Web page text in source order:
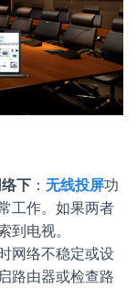
下 ： 无线投屏功
工作。如果两者
到电视。
网络不稳定或设
路由器或检查路